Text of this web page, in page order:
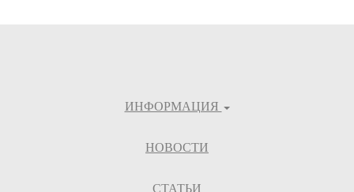
ИНФОРМАЦИЯ
НОВОСТИ
СТАТЬИ